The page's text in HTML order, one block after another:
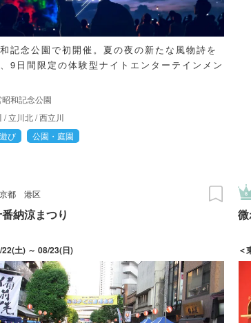
記念公園で初開催。夏の夜の新たな風物詩を
9日間限定の体験型ナイトエンターテインメン
昭和記念公園
/立川北/西立川
び
公園・庭園
都港区
納涼まつり
土) ～ 08/23(日)